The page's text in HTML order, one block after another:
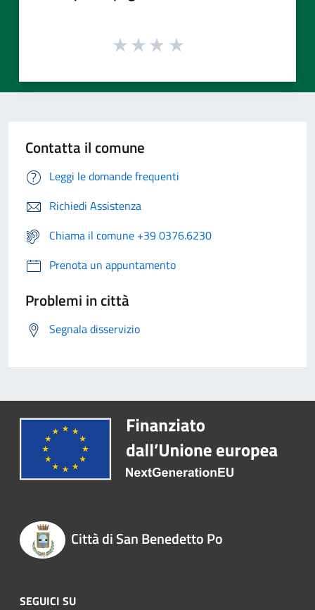
Contatta il comune
Leggi le domande frequenti
Richiedi Assistenza
Chiama il comune +39 0376.6230
Prenota un appuntamento
Problemi in città
Segnala disservizio
Città di San Benedetto Po
SEGUICI SU